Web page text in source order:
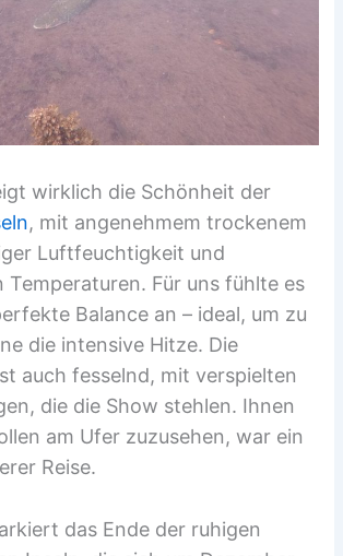
wirklich die Schönheit der
, mit angenehmem trockenem
Luftfeuchtigkeit und
Für uns fühlte es
Balance an – ideal, um zu
die intensive Hitze. Die
auch fesselnd, mit verspielten
die die Show stehlen. Ihnen
am Ufer zuzusehen, war ein
Reise.
das Ende der ruhigen